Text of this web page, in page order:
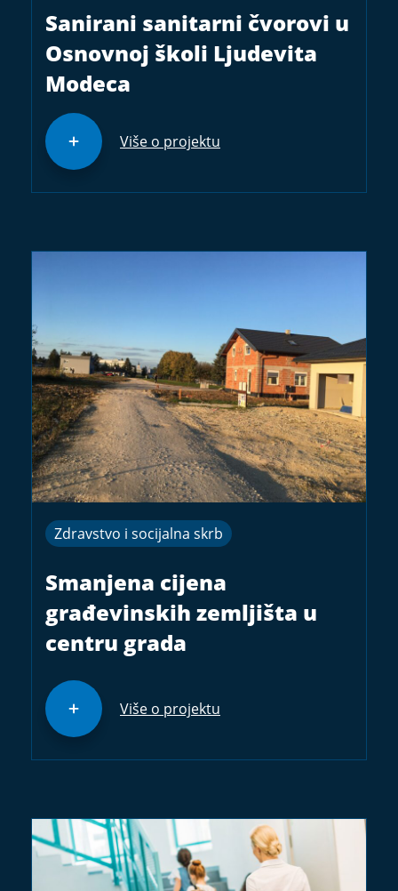
Sanirani sanitarni čvorovi u
Osnovnoj školi Ljudevita
Modeca
Više o projektu
Zdravstvo i socijalna skrb
Smanjena cijena
građevinskih zemljišta u
centru grada
Više o projektu